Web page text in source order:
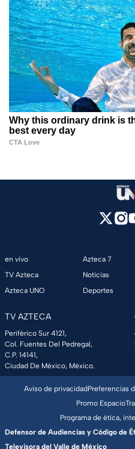
en vivo
TV Azteca
Azteca UNO
Azteca 7
Noticias
Deportes
TV AZTECA
Periférico Sur 4121,
Col. Fuentes Del Pedregal,
C.P. 14141,
Ciudad De México, México.
Aviso de privacidadPreferencias
Promo Espacio
Programa de ética,
Defensor de Audiencias y Código de
Televisora del Valle de México